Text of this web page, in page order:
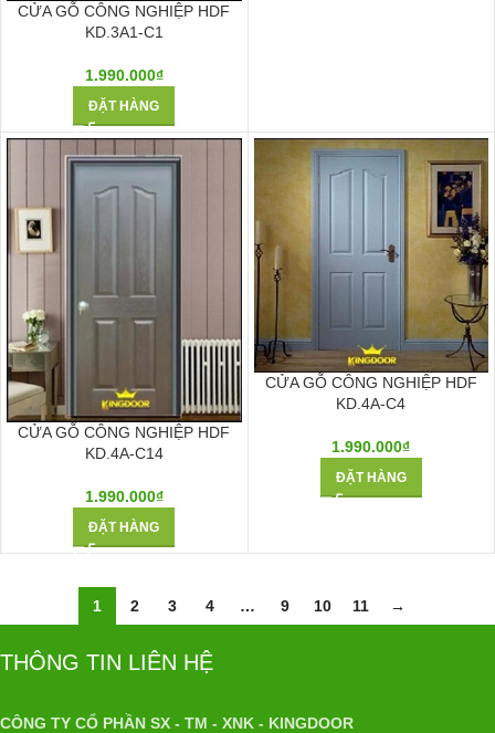
CỬA GỖ CÔNG NGHIỆP HDF
KD.3A1-C1
1.990.000₫
ĐẶT HÀNG
CỬA GỖ CÔNG NGHIỆP HDF
KD.4A-C14
1.990.000₫
ĐẶT HÀNG
CỬA GỖ CÔNG NGHIỆP HDF
KD.4A-C4
1.990.000₫
ĐẶT HÀNG
1 2 3 4 … 9 10 11 →
THÔNG TIN LIÊN HỆ
CÔNG TY CỔ PHẦN SX - TM - XNK - KINGDOOR